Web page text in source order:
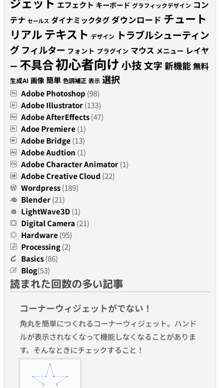
エフェクト キーボード グラフィックデザイン コン
テナ セールス ダイナミックタグダウンロード チュート
リアルテキスト デザイン トラブルシューティン
グ フィルター フォント プラグイン マウス メニュー レイヤ
ー 不具合初心者向け小技文字新機能無料
生成AI 画像 簡単 色調補正 表示 選択
Adobe Photoshop (98)
Adobe Illustrator(133)
Adobe AfterEffects(47)
Adoe Premiere (1)
Adobe Bridge (13)
Adobe Audtion (1)
Adobe Character Animator(1)
Adobe Creative Cloud (22)
Wordpress(189)
Blender(21)
LightWave3D (1)
Digital Camera (21)
Hardware (95)
Processing(2)
Basics(86)
Blog(53)
読まれた回数の多い記事
コーナーウィジェットがでない！
角丸を簡単につくれるコーナーウィジェット。ハンド
ルが表示されなくなって機能しなくなることがありま
す。そんなときにチェックすること！